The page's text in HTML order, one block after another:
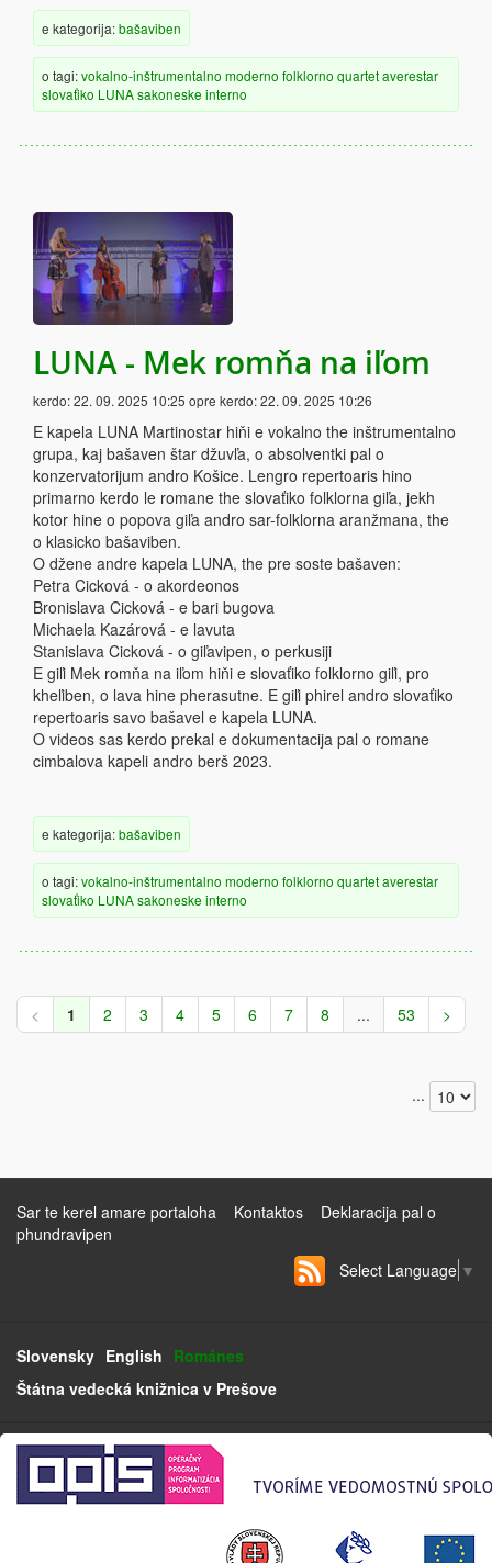
e kategorija:bašaviben
o tagi:vokalno-inštrumentalno moderno folklorno quartetaverestar
slovaťiko LUNAsakoneske interno
LUNA - Mek romňa na iľom
kerdo:22. 09. 2025 10:25 opre kerdo:22. 09. 2025 10:26
E kapela LUNA Martinostar hiňi e vokalno the inštrumentalno
grupa, kaj bašaven štar džuvľa, o absolventki pal o
konzervatorijum andro Košice. Lengro repertoaris hino
primarno kerdo le romane the slovaťiko folklorna giľa, jekh
kotor hine o popova giľa andro sar-folklorna aranžmana, the
o klasicko bašaviben.
O džene andre kapela LUNA, the pre soste bašaven:
Petra Cicková - o akordeonos
Bronislava Cicková - e bari bugova
Michaela Kazárová - e lavuta
Stanislava Cicková - o giľavipen, o perkusiji
E giľi Mek romňa na iľom hiňi e slovaťiko folklorno giľi, pro
kheľiben, o lava hine pherasutne. E giľi phirel andro slovaťiko
repertoaris savo bašavel e kapela LUNA.
O videos sas kerdo prekal e dokumentacija pal o romane
cimbalova kapeli andro berš 2023.
e kategorija:bašaviben
o tagi:vokalno-inštrumentalno moderno folklorno quartetaverestar
slovaťiko LUNAsakoneske interno
< 1 2 3 4 5 6 7 8 ... 53 >
...
Sar te kerel amare portaloha Kontaktos
Deklaracija pal o
phundravipen
Select Language ▼
Slovensky English Románes
Štátna vedecká knižnica v Prešove